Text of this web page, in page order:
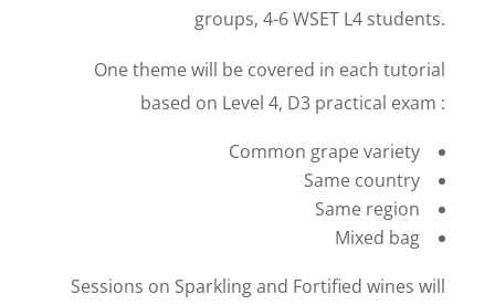
groups, 4-6 WSET L4 students.
One theme will be covered in each tutorial
based on Level 4, D3 practical exam :
Common grape variety
Same country
Same region
Mixed bag
Sessions on Sparkling and Fortified wines will